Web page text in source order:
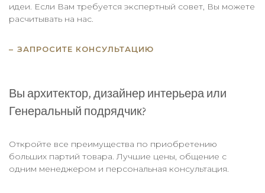
идеи. Если Вам требуется экспертный совет, Вы можете
расчитывать на нас.
ЗАПРОСИТЕ КОНСУЛЬТАЦИЮ
Вы архитектор, дизайнер интерьера или
Генеральный подрядчик?
Откройте все преимущества по приобретению
больших партий товара. Лучшие цены, общение с
одним менеджером и персональная консультация.